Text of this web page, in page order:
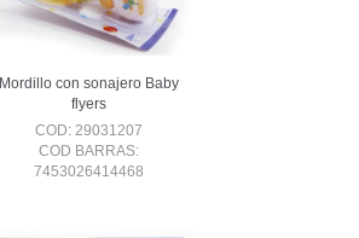
Mordillo con sonajero Baby
flyers
COD: 29031207
COD BARRAS:
7453026414468